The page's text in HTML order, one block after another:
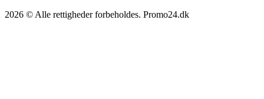
2026 © Alle rettigheder forbeholdes. Promo24.dk